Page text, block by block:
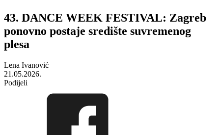
43. DANCE WEEK FESTIVAL: Zagreb
ponovno postaje središte suvremenog
plesa
Lena Ivanović
21.05.2026.
Podijeli